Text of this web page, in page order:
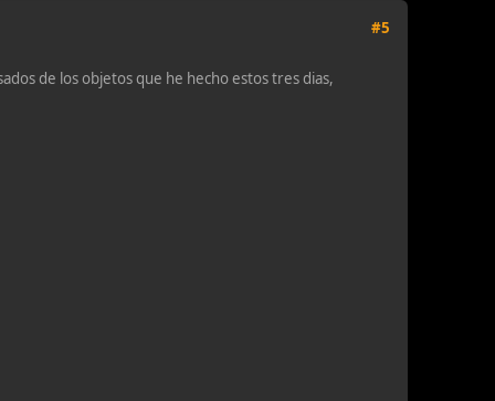
#5
de los objetos que he hecho estos tres dias,